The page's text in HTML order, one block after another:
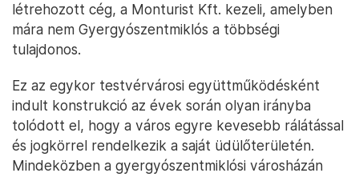
létrehozott cég, a Monturist Kft. kezeli, amelyben
mára nem Gyergyószentmiklós a többségi
tulajdonos.
Ez az egykor testvérvárosi együttműködésként
indult konstrukció az évek során olyan irányba
tolódott el, hogy a város egyre kevesebb rálátással
és jogkörrel rendelkezik a saját üdülőterületén.
Mindeközben a gyergyószentmiklósi városházán